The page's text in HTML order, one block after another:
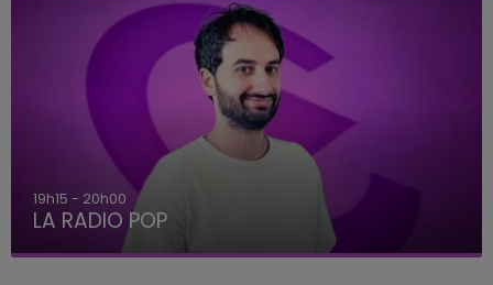
19h15 - 20h00
LA RADIO POP